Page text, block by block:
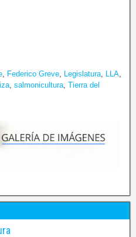
, Federico Greve, Legislatura, LLA,
, salmonicultura, Tierra del